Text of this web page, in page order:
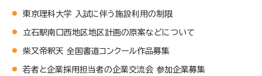
東京理科大学 入試に伴う施設利用の制限
立石駅南口西地区地区計画の原案などについて
柴又帝釈天 全国書道コンクール作品募集
若者と企業採用担当者の企業交流会 参加企業募集